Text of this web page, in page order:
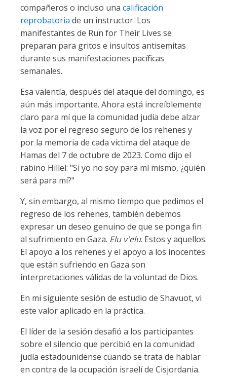
compañeros o incluso una calificación
reprobatoria de un instructor. Los
manifestantes de Run for Their Lives se
preparan para gritos e insultos antisemitas
durante sus manifestaciones pacíficas
semanales.
Esa valentía, después del ataque del domingo, es
aún más importante. Ahora está increíblemente
claro para mí que la comunidad judía debe alzar
la voz por el regreso seguro de los rehenes y
por la memoria de cada víctima del ataque de
Hamas del 7 de octubre de 2023. Como dijo el
rabino Hillel: "Si yo no soy para mí mismo, ¿quién
será para mí?"
Y, sin embargo, al mismo tiempo que pedimos el
regreso de los rehenes, también debemos
expresar un deseo genuino de que se ponga fin
al sufrimiento en Gaza. Elu v'elu. Estos y aquellos.
El apoyo a los rehenes y el apoyo a los inocentes
que están sufriendo en Gaza son
interpretaciones válidas de la voluntad de Dios.
En mi siguiente sesión de estudio de Shavuot, vi
este valor aplicado en la práctica.
El líder de la sesión desafió a los participantes
sobre el silencio que percibió en la comunidad
judía estadounidense cuando se trata de hablar
en contra de la ocupación israelí de Cisjordania.